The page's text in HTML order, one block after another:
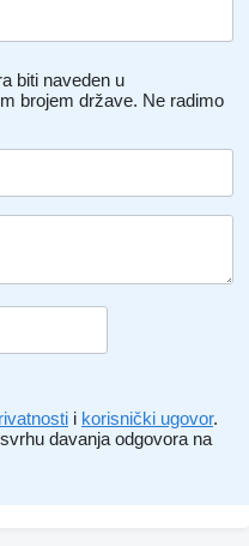
biti naveden u
brojem države. Ne radimo
i korisnički ugovor.
davanja odgovora na